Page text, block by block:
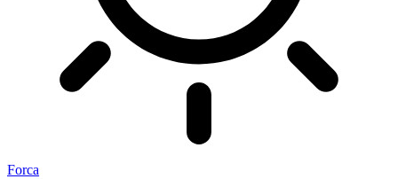
Forca